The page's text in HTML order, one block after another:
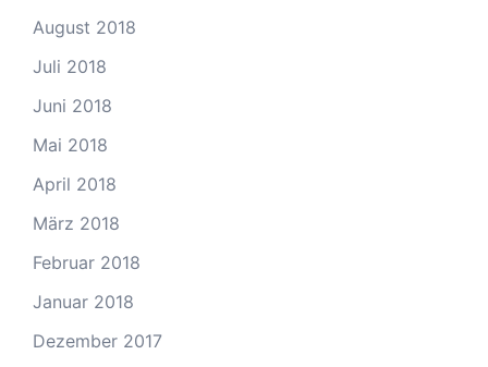
August 2018
Juli 2018
Juni 2018
Mai 2018
April 2018
März 2018
Februar 2018
Januar 2018
Dezember 2017